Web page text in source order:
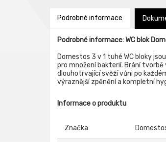
Podrobné informace
Podrobné informace: WC blok
Domestos 3 v 1 tuhé WC bloky
pro množení bakterií. Brání
dlouhotrvající svěží vůni po
výraznější zpěnění a kompletní
Informace o produktu
Značka